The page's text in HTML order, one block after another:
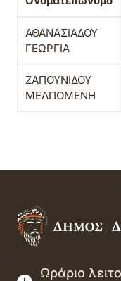
ΑΘΑΝΑΣΙΑΔΟΥ
ΓΕΩΡΓΙΑ
ΖΑΠΟΥΝΙΔΟΥ
ΜΕΛΠΟΜΕΝΗ
Ωράριο